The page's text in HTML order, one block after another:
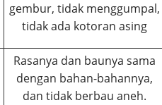
gembur, tidak menggumpal,
tidak ada kotoran asing
Rasanya dan baunya sama
dengan bahan-bahannya,
dan tidak berbau aneh.